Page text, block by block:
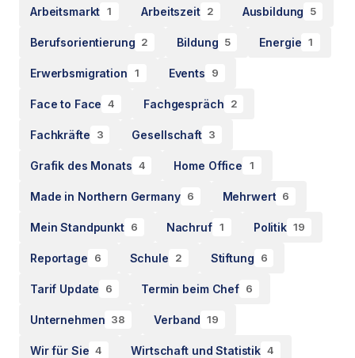
Arbeitsmarkt 1 Arbeitszeit 2 Ausbildung 5
Berufsorientierung 2 Bildung 5 Energie 1
Erwerbsmigration 1 Events 9
Face to Face 4 Fachgespräch 2
Fachkräfte 3 Gesellschaft 3
Grafik des Monats 4 Home Office 1
Made in Northern Germany 6 Mehrwert 6
Mein Standpunkt 6 Nachruf 1 Politik 19
Reportage 6 Schule 2 Stiftung 6
Tarif Update 6 Termin beim Chef 6
Unternehmen 38 Verband 19
Wir für Sie 4 Wirtschaft und Statistik 4